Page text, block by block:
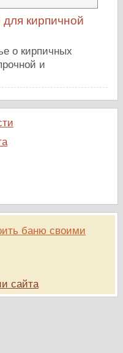
для кирпичной
о кирпичных
и
баню своими
сайта